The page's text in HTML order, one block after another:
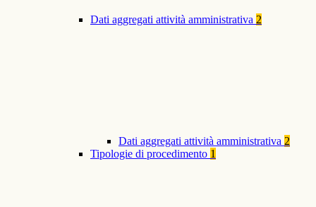
Dati aggregati attività amministrativa 2
Dati aggregati attività amministrativa 2
Tipologie di procedimento 1